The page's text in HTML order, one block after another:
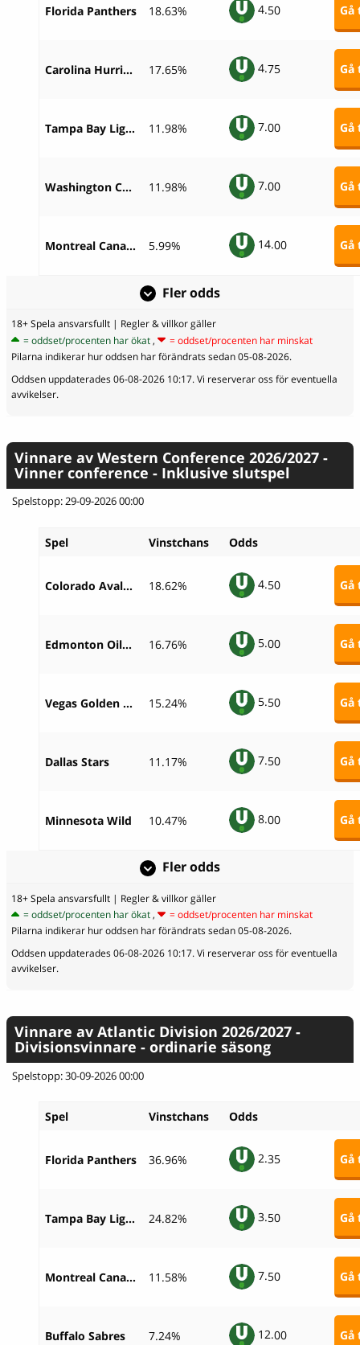
Florida Panthers 18.63% 4.50 Gå
Carolina Hurricanes 17.65% 4.75 Gå
Tampa Bay Lightning 11.98% 7.00 Gå
Washington Capitals 11.98% 7.00 Gå
Montreal Canadiens 5.99% 14.00 Gå
Fler odds
18+ Spela ansvarsfullt| Regler & villkor gäller
= oddset/procenten har ökat ,
= oddset/procenten har minskat
Pilarna indikerar hur oddsen har förändrats sedan 05-08-2026.
Oddsen uppdaterades 06-08-2026 10:17. Vi reserverar oss för eventuella
avvikelser.
Vinnare av Western Conference 2026/2027 -
Vinner conference - Inklusive slutspel
Spelstopp: 29-09-2026 00:00
Spel Vinstchans Odds
Colorado Avalanche 18.62% 4.50 Gå
Edmonton Oilers 16.76% 5.00 Gå
Vegas Golden Knights 15.24% 5.50 Gå
Dallas Stars 11.17% 7.50 Gå
Minnesota Wild 10.47% 8.00 Gå
Fler odds
18+ Spela ansvarsfullt| Regler & villkor gäller
= oddset/procenten har ökat,
= oddset/procenten har minskat
Pilarna indikerar hur oddsen har förändrats sedan 05-08-2026.
Oddsen uppdaterades 06-08-2026 10:17. Vi reserverar oss för eventuella
avvikelser.
Vinnare av Atlantic Division 2026/2027 -
Divisionsvinnare - ordinarie säsong
Spelstopp: 30-09-2026 00:00
Spel Vinstchans Odds
Florida Panthers 36.96% 2.35 Gå
Tampa Bay Lightning 24.82% 3.50 Gå
Montreal Canadiens 11.58% 7.50 Gå
Buffalo Sabres 7.24% 12.00 Gå